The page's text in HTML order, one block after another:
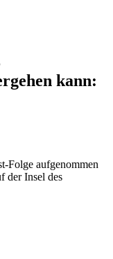
kann:
Folge aufgenommen
der Insel des